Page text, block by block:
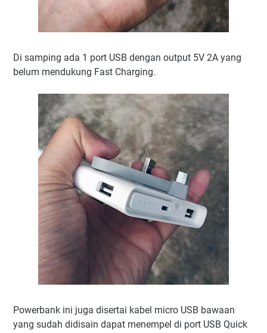
Di samping ada 1 port USB dengan output 5V 2A yang
belum mendukung Fast Charging.
Powerbank ini juga disertai kabel micro USB bawaan
yang sudah didisain dapat menempel di port USB Quick